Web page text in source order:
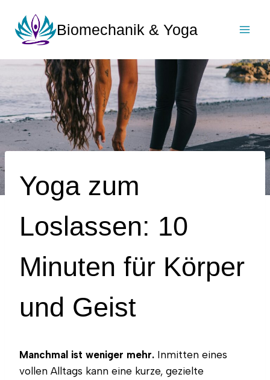
Inhalt
springen
Biomechanik & Yoga
Yoga zum
Loslassen: 10
Minuten für Körper
und Geist
Manchmal ist weniger mehr. Inmitten eines
vollen Alltags kann eine kurze, gezielte